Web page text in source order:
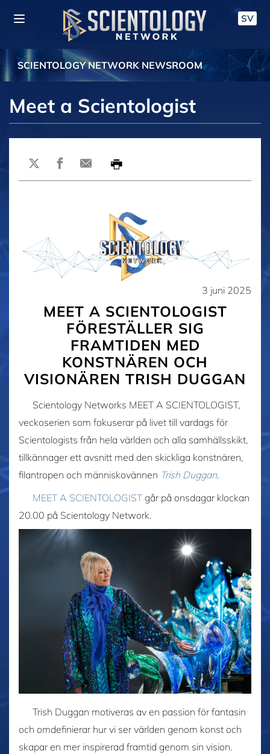
SV
SCIENTOLOGY NETWORK NEWSROOM
Meet a Scientologist
3 juni 2025
MEET A SCIENTOLOGIST
FÖRESTÄLLER SIG
FRAMTIDEN MED
KONSTNÄREN OCH
VISIONÄREN TRISH DUGGAN
Scientology Networks MEET A SCIENTOLOGIST,
veckoserien som fokuserar på livet till vardags för
Scientologists från hela världen och alla samhällsskikt,
tillkännager ett avsnitt med den skickliga konstnären,
filantropen och människovännen Trish Duggan.
MEET A SCIENTOLOGIST går på onsdagar klockan
20.00 på Scientology Network.
Trish Duggan motiveras av en passion för fantasin
och omdefinierar hur vi ser världen genom konst och
skapar en mer inspirerad framtid genom sin vision.